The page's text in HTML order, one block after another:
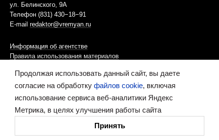
ул. Белинского, 9А
Телефон (831) 430−18−91
E-mail redaktor@vremyan.ru
Информация об агентстве
Правила использования материалов
Информационная политика использования «cookies»-файлов
Ресурс содержит материалы 16+
Продолжая использовать данный сайт, вы даете
согласие на обработку файлов cookie, включая
использование сервиса веб-аналитики Яндекс
Метрика, в целях улучшения работы сайта
Принять